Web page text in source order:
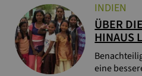
INDIEN
ÜBER
HINAUS
eine